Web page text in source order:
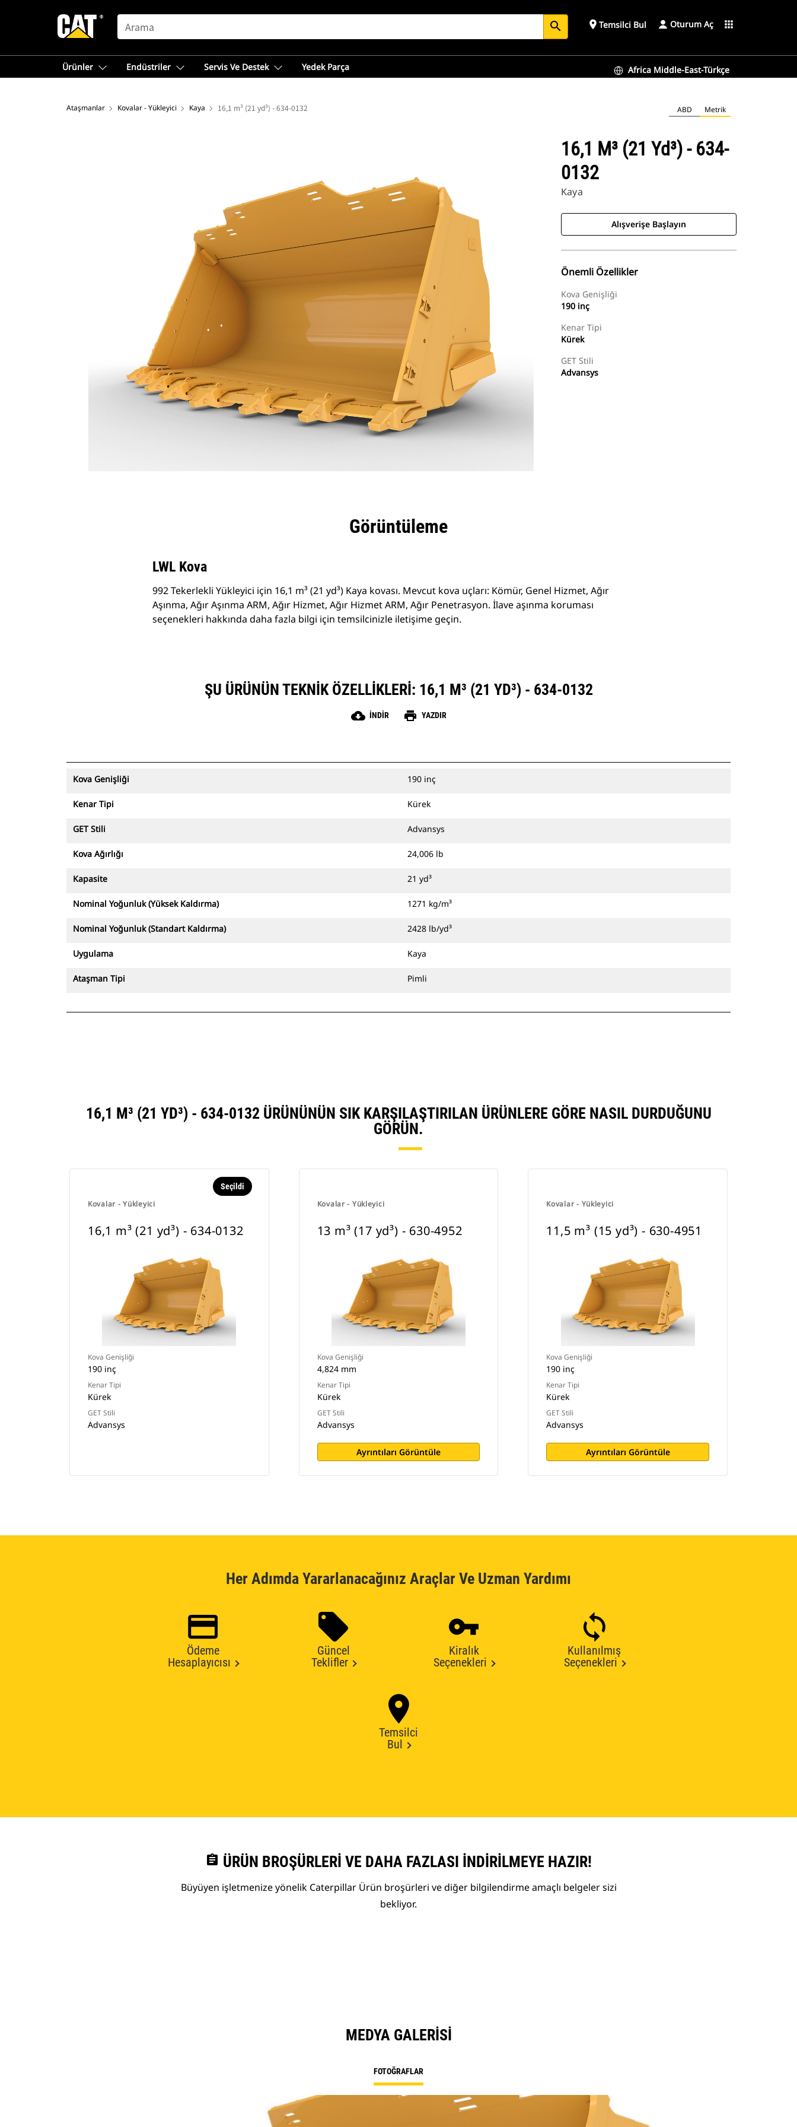
SEARCH search place Temsilci Bul Oturum Aç apps
Ürünler Endüstriler Servis Ve Destek Yedek Parça Africa Middle-East-Türkçe
Ataşmanlar Kovalar - Yükleyici Kaya 16,1 m³ (21 yd³) - 634-0132 ABD Metrik
16,1 M³ (21 Yd³) - 634-
0132
Kaya
Alışverişe Başlayın
Önemli Özellikler
Kova Genişliği
190 inç
Kenar Tipi
Kürek
GET Stili
Advansys
Görüntüleme
LWL Kova
992 Tekerlekli Yükleyici için 16,1 m³ (21 yd³) Kaya kovası. Mevcut kova uçları: Kömür, Genel Hizmet, Ağır
Aşınma, Ağır Aşınma ARM, Ağır Hizmet, Ağır Hizmet ARM, Ağır Penetrasyon. İlave aşınma koruması
seçenekleri hakkında daha fazla bilgi için temsilcinizle iletişime geçin.
ŞU ÜRÜNÜN TEKNIK ÖZELLIKLERI: 16,1 M³ (21 YD³) - 634-0132
cloud_download İNDIR print YAZDIR
Kova Genişliği 190 inç
Kenar Tipi Kürek
GET Stili Advansys
Kova Ağırlığı 24,006 lb
Kapasite 21 yd³
Nominal Yoğunluk (Yüksek Kaldırma) 1271 kg/m³
Nominal Yoğunluk (Standart Kaldırma) 2428 lb/yd³
Uygulama Kaya
Ataşman Tipi Pimli
16,1 M³ (21 YD³) - 634-0132 ÜRÜNÜNÜN SIK KARŞILAŞTIRILAN ÜRÜNLERE GÖRE NASIL DURDUĞUNU
GÖRÜN.
Kovalar - Yükleyici
Seçildi
16,1 m³ (21 yd³) - 634-0132
Kova Genişliği
190 inç
Kenar Tipi
Kürek
GET Stili
Advansys
Kovalar - Yükleyici
13 m³ (17 yd³) - 630-4952
Kova Genişliği
4,824 mm
Kenar Tipi
Kürek
GET Stili
Advansys
Ayrıntıları Görüntüle
Kovalar - Yükleyici
11,5 m³ (15 yd³) - 630-4951
Kova Genişliği
190 inç
Kenar Tipi
Kürek
GET Stili
Advansys
Ayrıntıları Görüntüle
Her Adımda Yararlanacağınız Araçlar Ve Uzman Yardımı
Ödeme
Hesaplayıcısı
Güncel
Teklifler
Kiralık
Seçenekleri
Kullanılmış
Seçenekleri
Temsilci
Bul
assignment ÜRÜN BROŞÜRLERI VE DAHA FAZLASI İNDIRILMEYE HAZIR!
Büyüyen işletmenize yönelik Caterpillar Ürün broşürleri ve diğer bilgilendirme amaçlı belgeler sizi
bekliyor.
MEDYA GALERISI
FOTOĞRAFLAR